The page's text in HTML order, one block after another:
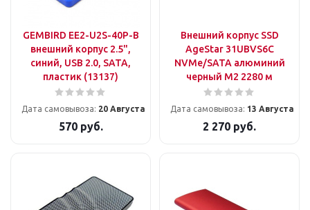
GEMBIRD EE2-U2S-40P-B
внешний корпус 2.5",
синий, USB 2.0, SATA,
пластик (13137)
Дата самовывоза: 20 Августа
570руб.
Внешний корпус SSD
AgeStar 31UBVS6C
NVMe/SATA алюминий
черный M2 2280 м
Дата самовывоза: 13 Августа
2 270 руб.